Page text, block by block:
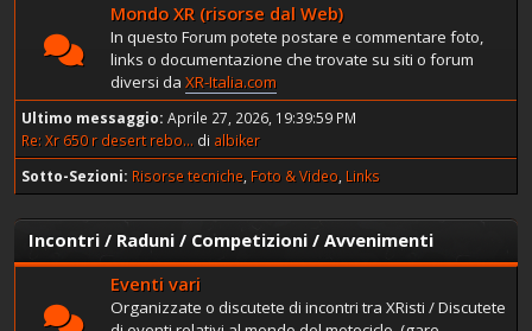
Mondo XR (risorse dal Web)
In questo Forum potete postare e commentare foto,
links o documentazione che trovate su siti o forum
diversi da XR-Italia.com
Ultimo messaggio: Aprile 27, 2026, 19:39:59 PM
Re: Xr 650 r desert rebo... di albiker
Sotto-Sezioni Risorse tecniche Foto & Video Links
Incontri / Raduni / Competizioni / Avvenimenti
Eventi vari
Organizzate o discutete di incontri tra XRisti / Discutete